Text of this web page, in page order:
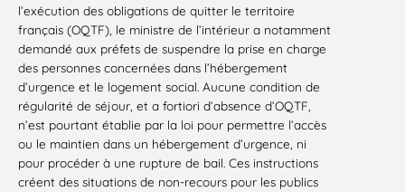
l’exécution des obligations de quitter le territoire
français (OQTF), le ministre de l’intérieur a notamment
demandé aux préfets de suspendre la prise en charge
des personnes concernées dans l’hébergement
d’urgence et le logement social. Aucune condition de
régularité de séjour, et a fortiori d’absence d’OQTF,
n’est pourtant établie par la loi pour permettre l’accès
ou le maintien dans un hébergement d’urgence, ni
pour procéder à une rupture de bail. Ces instructions
créent des situations de non-recours pour les publics